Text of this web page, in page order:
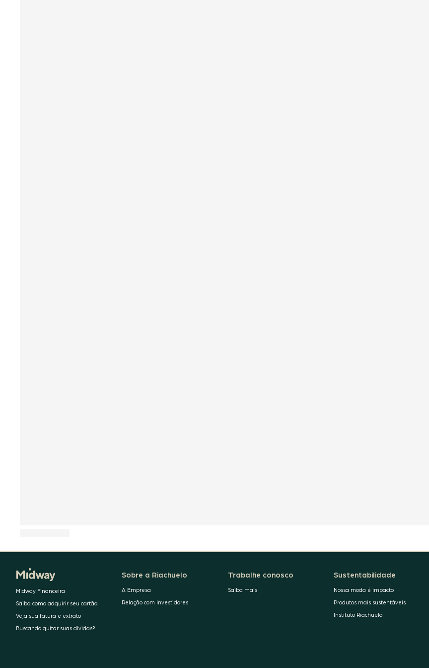
Midway Financeira
Saiba como adquirir seu cartão
Veja sua fatura e extrato
Buscando quitar suas dívidas?
Sobre a Riachuelo
A Empresa
Relação com Investidores
Trabalhe conosco
Saiba mais
Sustentabilidade
Nossa moda é impacto
Produtos mais sustentáveis
Instituto Riachuelo